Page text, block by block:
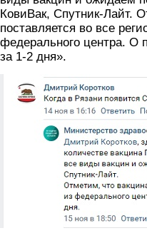
КовиВак, Спутник-Лайт.
поставляется во все
федерального центра. О
за 1-2 дня».